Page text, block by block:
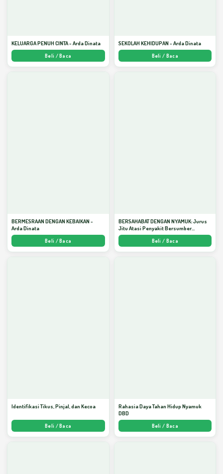
KELUARGA PENUH CINTA - Arda Dinata
Beli / Baca
SEKOLAH KEHIDUPAN - Arda Dinata
Beli / Baca
BERMESRAAN DENGAN KEBAIKAN -
Arda Dinata
Beli / Baca
BERSAHABAT DENGAN NYAMUK: Jurus
Jitu Atasi Penyakit Bersumber
Nyamuk - Arda Dinata
Beli / Baca
Identifikasi Tikus, Pinjal, dan Kecoa
Beli / Baca
Rahasia Daya Tahan Hidup Nyamuk
DBD
Beli / Baca